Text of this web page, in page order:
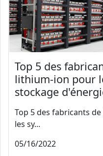
Top 5 des
lithium-ion pour
stockage
Top 5 des fabricants
les sy...
05/16/2022